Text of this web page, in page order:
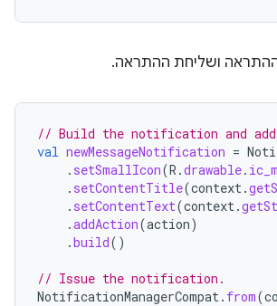
ושליחת ההתראה.
// Build the notification and
val newMessageNotification =
. setSmallIcon(R .drawable.
. setContentTitle(context .
. setContentText(context .
.addAction(action)
.build()
// Issue the notification.
NotificationManagerCompat . from(